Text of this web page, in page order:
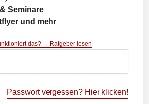
Seminare
und mehr
das? → Ratgeber lesen
Passwort vergessen? Hier klicken!